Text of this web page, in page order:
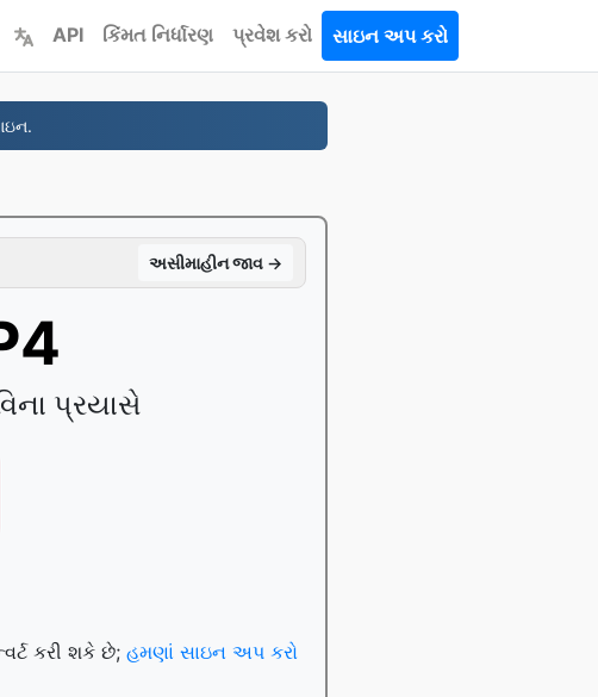
API કિંમત નિર્ધારણ પ્રવેશ કરો સાઇન અપ કરો
અસીમાહીન જાવ →
પ્રયાસે
કરી શકે છે; હમણાં સાઇન અપ કરો